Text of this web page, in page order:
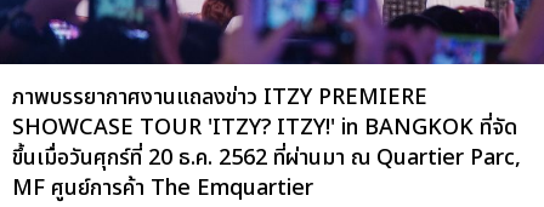
ภาพบรรยากาศงานแถลงข่าว ITZY PREMIERE
SHOWCASE TOUR 'ITZY? ITZY!' in BANGKOK ที่จัด
ขึ้นเมื่อวันศุกร์ที่ 20 ธ.ค. 2562 ที่ผ่านมา ณ Quartier Parc,
MF ศูนย์การค้า The Emquartier